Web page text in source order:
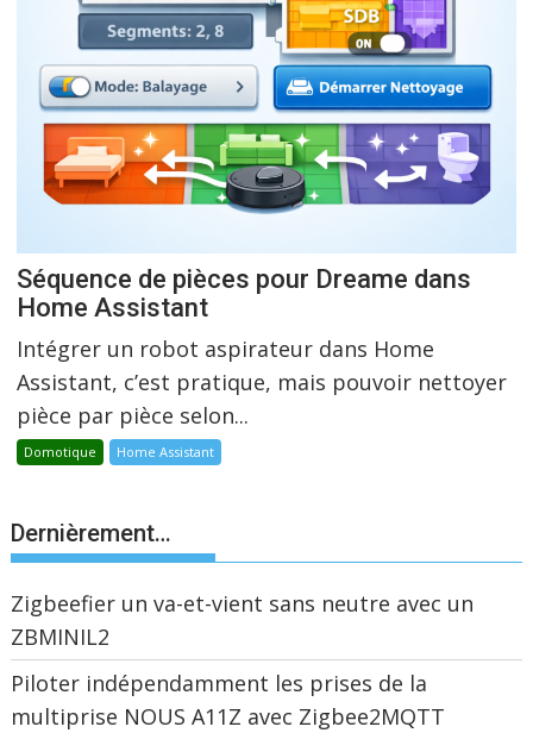
Séquence de pièces pour Dreame dans
Home Assistant
Intégrer un robot aspirateur dans Home
Assistant, c’est pratique, mais pouvoir nettoyer
pièce par pièce selon...
Domotique Home Assistant
Dernièrement…
Zigbeefier un va-et-vient sans neutre avec un
ZBMINIL2
Piloter indépendamment les prises de la
multiprise NOUS A11Z avec Zigbee2MQTT